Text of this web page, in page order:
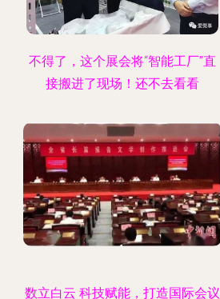
不得了，这个展会将“智能工厂”直
接搬进了现场！还不去看看
数立白云 科技赋能，打造国际会议